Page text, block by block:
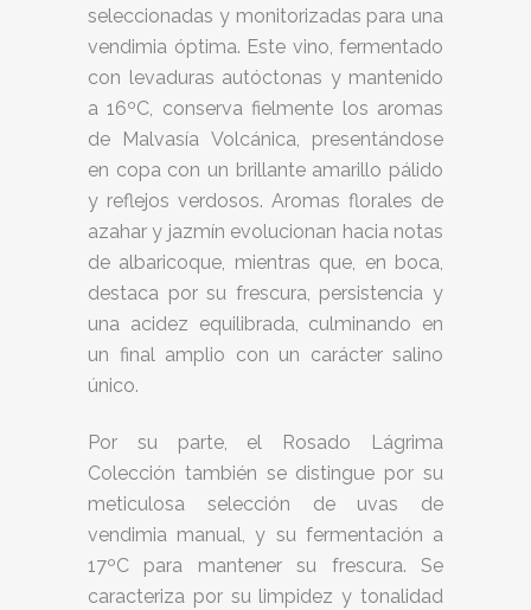
seleccionadas y monitorizadas para una
vendimia óptima. Este vino, fermentado
con levaduras autóctonas y mantenido
a 16ºC, conserva fielmente los aromas
de Malvasía Volcánica, presentándose
en copa con un brillante amarillo pálido
y reflejos verdosos. Aromas florales de
azahar y jazmín evolucionan hacia notas
de albaricoque, mientras que, en boca,
destaca por su frescura, persistencia y
una acidez equilibrada, culminando en
un final amplio con un carácter salino
único.
Por su parte, el Rosado Lágrima
Colección también se distingue por su
meticulosa selección de uvas de
vendimia manual, y su fermentación a
17ºC para mantener su frescura. Se
caracteriza por su limpidez y tonalidad